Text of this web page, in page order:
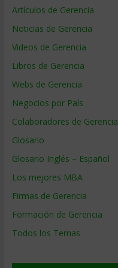
Artículos de Gerencia
Noticias de Gerencia
Videos de Gerencia
Libros de Gerencia
Webs de Gerencia
Negocios por País
Colaboradores de Gerencia
Glosario
Glosario Inglés – Español
Los mejores MBA
Firmas de Gerencia
Formación de Gerencia
Todos los Temas